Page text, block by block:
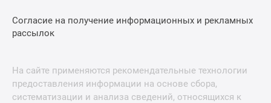
Согласие на получение информационных и рекламных
рассылок
На сайте применяются рекомендательные технологии
предоставления информации на основе сбора,
систематизации и анализа сведений, относящихся к